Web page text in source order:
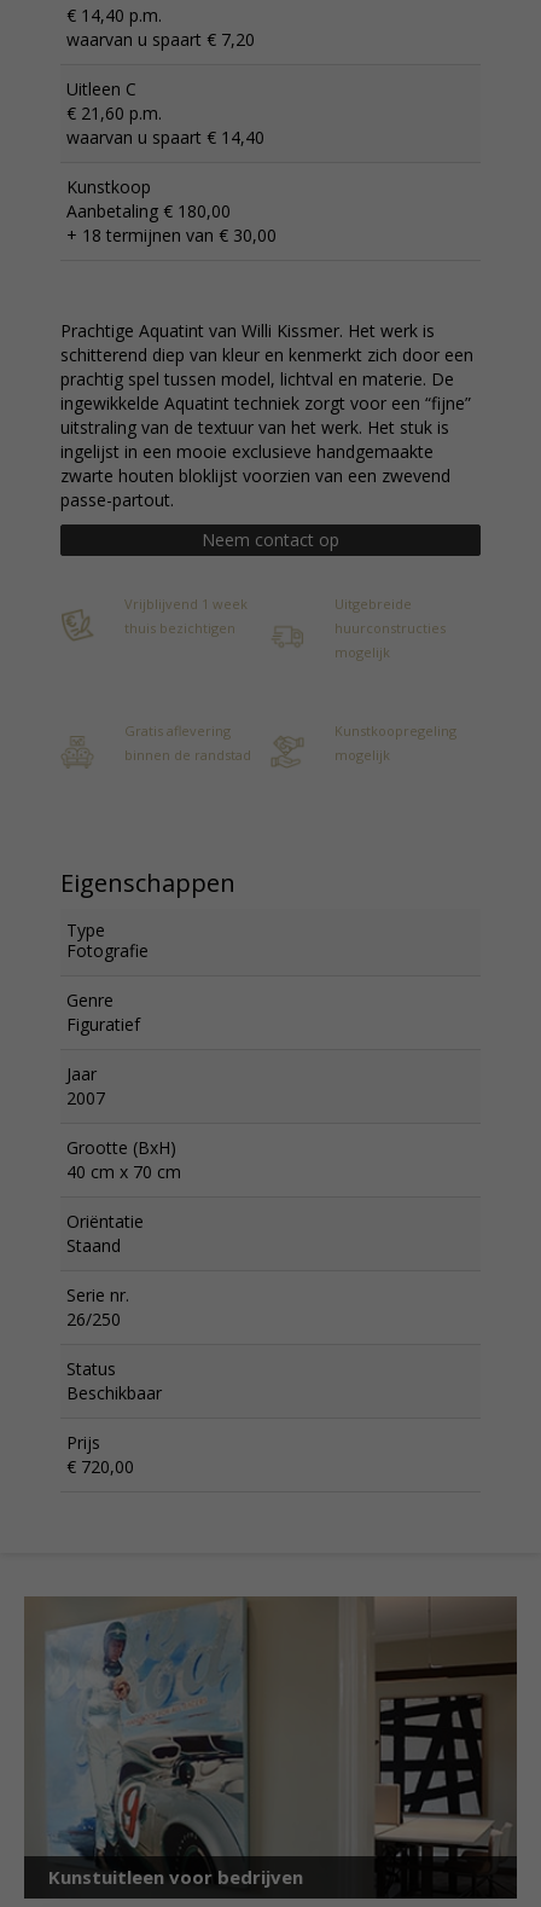
€ 14,40 p.m.
waarvan u spaart € 7,20
Uitleen C
€ 21,60 p.m.
waarvan u spaart € 14,40
Kunstkoop
Aanbetaling € 180,00
+ 18 termijnen van € 30,00
Prachtige Aquatint van Willi Kissmer. Het werk is
schitterend diep van kleur en kenmerkt zich door een
prachtig spel tussen model, lichtval en materie. De
ingewikkelde Aquatint techniek zorgt voor een “fijne”
uitstraling van de textuur van het werk. Het stuk is
ingelijst in een mooie exclusieve handgemaakte
zwarte houten bloklijst voorzien van een zwevend
passe-partout.
Neem contact op
Vrijblijvend 1 week
thuis bezichtigen
Uitgebreide
huurconstructies
mogelijk
Gratis aflevering
binnen de randstad
Kunstkoopregeling
mogelijk
Eigenschappen
Type
Fotografie
Genre
Figuratief
Jaar
2007
Grootte (BxH)
40 cm x 70 cm
Oriëntatie
Staand
Serie nr.
26/250
Status
Beschikbaar
Prijs
€ 720,00
Kunstuitleen voor bedrijven